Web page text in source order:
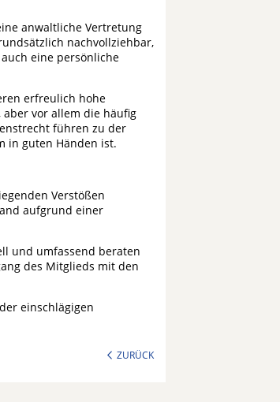
anwaltliche Vertretung
nachvollziehbar,
eine persönliche
erfreulich hohe
vor allem die häufig
führen zu der
in guten Händen ist.
Verstößen
aufgrund einer
und umfassend beraten
des Mitglieds mit den
einschlägigen
ZURÜCK